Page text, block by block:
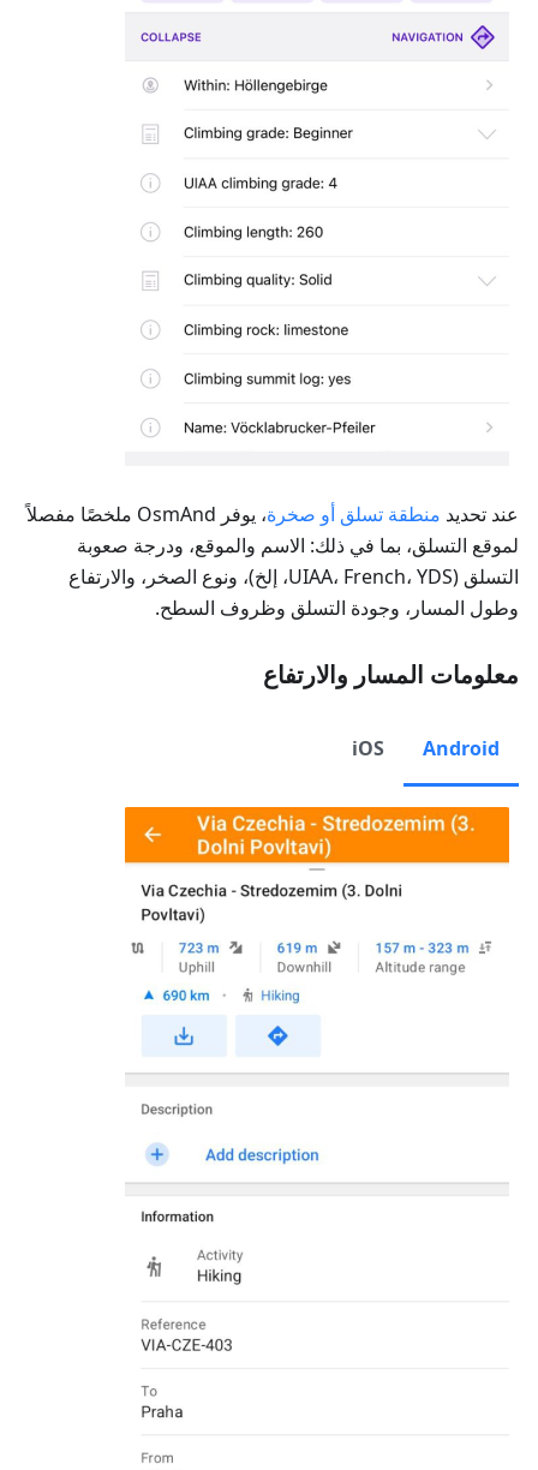
عند تحديد منطقة تسلق أو صخرة
، يوفر OsmAnd ملخصًا مفصلاً
لموقع التسلق، بما في ذلك: الاسم والموقع، ودرجة صعوبة
التسلق (UIAA، French، YDS، إلخ)، ونوع الصخر، والارتفاع
وطول المسار، وجودة التسلق وظروف السطح.
معلومات المسار والارتفاع
Android
iOS